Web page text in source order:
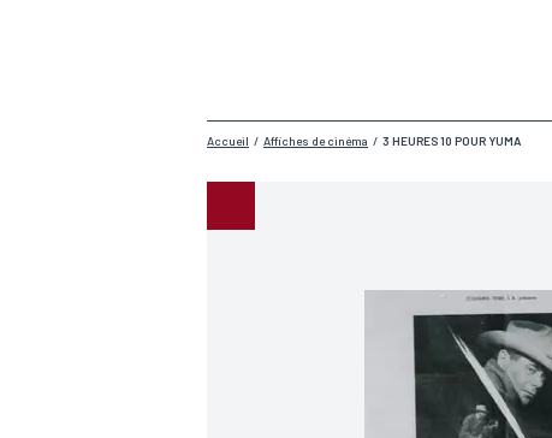
Accueil / Affiches de cinéma / 3 HEURES 10 POUR YUMA